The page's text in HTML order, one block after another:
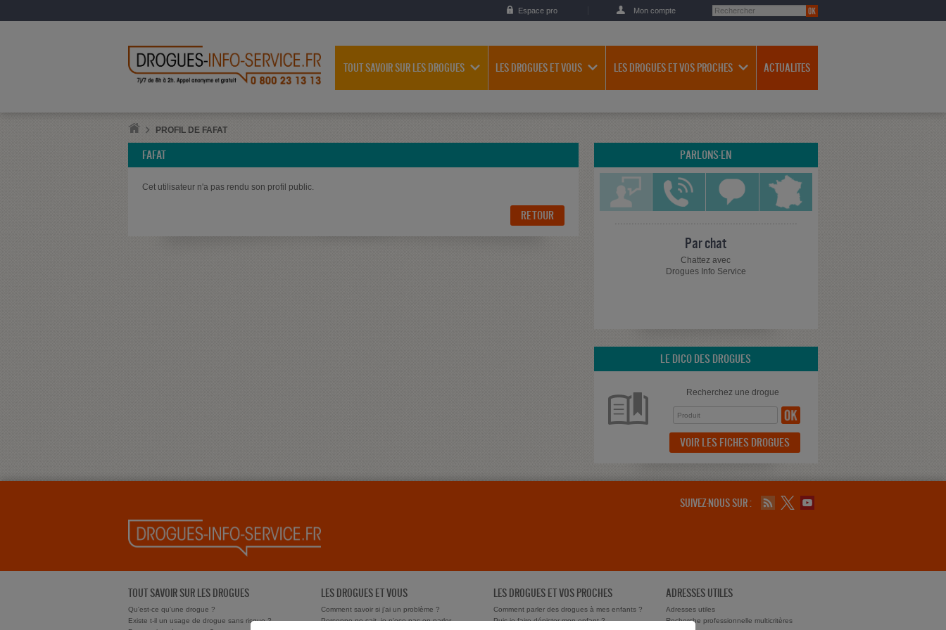
Espace pro Mon compte
TOUT SAVOIR SUR LES DROGUES LES DROGUES ET VOUS LES DROGUES ET VOS PROCHES ACTUALITES
PROFIL DE FAFAT
FAFAT
Cet utilisateur n'a pas rendu son profil public.
RETOUR
PARLONS-EN
Par chat
Chattez avec
Drogues Info Service
LE DICO DES DROGUES
Recherchez une drogue
VOIR LES FICHES DROGUES
SUIVEZ-NOUS SUR :
TOUT SAVOIR SUR LES DROGUES
Qu'est-ce qu'une drogue ?
Existe t-il un usage de drogue sans risque ?
LES DROGUES ET VOUS
Comment savoir si j'ai un problème ?
Personne ne sait, je n'ose pas en parler
LES DROGUES ET VOS PROCHES
Comment parler des drogues à mes enfants ?
Puis-je faire dépister mon enfant ?
ADRESSES UTILES
Adresses utiles
Recherche professionnelle multicritères